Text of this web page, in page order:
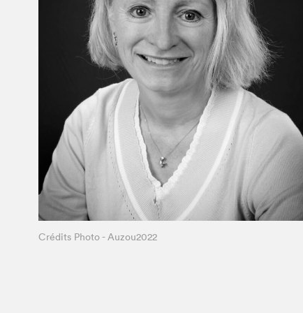
À propos du Salon
Liste des exposant·e·s
Liste des auteur·rice·s
Crédits Photo - Auzou2022